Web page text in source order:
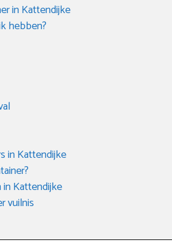
in Kattendijke
hebben?
in Kattendijke
Kattendijke
vuilnis